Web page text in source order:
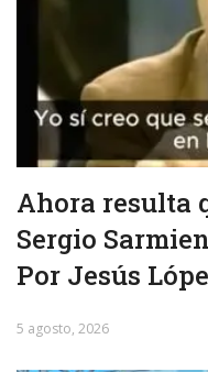
Ahora resulta
Sergio
Por Jesús
5 agosto, 2026